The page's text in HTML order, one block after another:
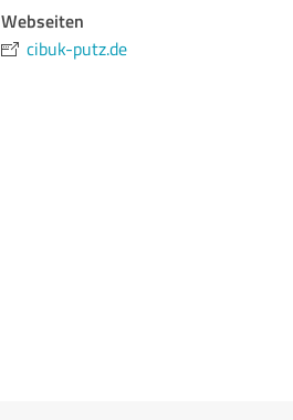
Webseiten
cibuk-putz.de